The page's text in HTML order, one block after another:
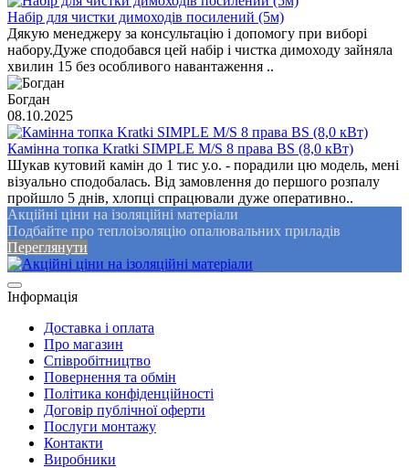
Набір для чистки димоходів посилений (5м)
Дякую менеджеру за консультацію і допомогу при виборі
набору.Дуже сподобався цей набір і чистка димоходу зайняла
хвилин 15 без особливого навантаження ..
Богдан
08.10.2025
Камінна топка Kratki SIMPLE M/S 8 права BS (8,0 кВт)
Шукав кутовий камін до 1 тис у.о. - порадили цю модель, мені
візуально сподобалась. Від замовлення до першого розпалу
пройшло 5 днів, хлопці спрацювали дуже оперативно..
Акційні ціни на ізоляційні матеріали
Подбайте про теплоізоляцію опалювальних приладів
Переглянути
Інформація
Доставка і оплата
Про магазин
Співробітництво
Повернення та обмін
Політика конфіденційності
Договір публічної оферти
Послуги монтажу
Контакти
Виробники